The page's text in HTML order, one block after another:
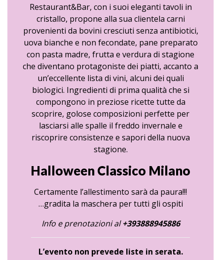
Restaurant&Bar, con i suoi eleganti tavoli in
cristallo, propone alla sua clientela carni
provenienti da bovini cresciuti senza antibiotici,
uova bianche e non fecondate, pane preparato
con pasta madre, frutta e verdura di stagione
che diventano protagoniste dei piatti, accanto a
un’eccellente lista di vini, alcuni dei quali
biologici. Ingredienti di prima qualità che si
compongono in preziose ricette tutte da
scoprire, golose composizioni perfette per
lasciarsi alle spalle il freddo invernale e
riscoprire consistenze e sapori della nuova
stagione.
Halloween Classico Milano
Certamente l’allestimento sarà da paura!!!
…gradita la maschera per tutti gli ospiti
Info e prenotazioni al+393888945886
L’evento non prevede liste in serata.